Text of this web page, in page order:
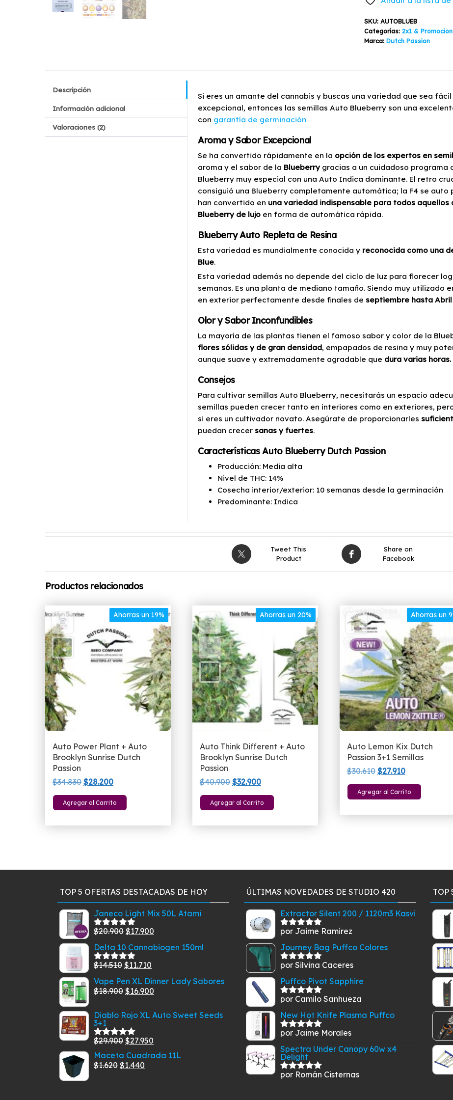
SKU: AUTOBLUEB
Categorías: 2x1 &
Marca: Dutch Passion
Descripción
Información adicional
Valoraciones (2)
Si eres un amante del cannabis y buscas una variedad que sea
excepcional, entonces las semillas Auto Blueberry son una
con garantía de germinación
Aroma y Sabor Excepcional
Se ha convertido rápidamente en la opción de los expertos en
aroma y el sabor de la Blueberrygracias a un cuidadoso programa
Blueberry muy especial con una Auto Indica dominante. El retro
consiguió una Blueberry completamente automática; la F4 se auto
han convertido en una variedad indispensable para todos
Blueberry de lujo en forma de automática rápida.
Blueberry Auto Repleta de Resina
Esta variedad es mundialmente conocida y reconocida como una
Blue.
Esta variedad además no depende del ciclo de luz para florecer
semanas. Es una planta de mediano tamaño. Siendo muy utilizado
en exterior perfectamente desde finales de septiembre hasta Abril
Olor y Sabor Inconfundibles
La mayoría de las plantas tienen el famoso sabor y color de la
flores sólidas y de gran densidad, empapados de resina y muy
aunque suave y extremadamente agradable que dura varias horas.
Consejos
Para cultivar semillas Auto Blueberry, necesitarás un espacio
semillas pueden crecer tanto en interiores como en exteriores,
si eres un cultivador novato. Asegúrate de proporcionarles
puedan crecer sanas y fuertes.
Características Auto Blueberry Dutch Passion
Producción: Media alta
Nivel de THC: 14%
Cosecha interior/exterior: 10 semanas desde la germinación
Predominante: Indica
Tweet This
Product
Share on
Facebook
Productos relacionados
Ahorras un 19%
Auto Power Plant + Auto
Brooklyn Sunrise Dutch
Passion
$34.830 El
precio
original
$28.200El
precio
actual
Agregar al Carrito
Ahorras un 20%
Auto Think Different + Auto
Brooklyn Sunrise Dutch
Passion
$40.900 El
precio
original
$32.900El
precio
actual
Agregar al Carrito
Ahorras un
Auto Lemon Kix Dutch
Passion 3+1 Semillas
$30.610 El
precio
original
$27.910El
precio
actual
Agregar al Carrito
TOP 5 OFERTAS DESTACADAS DE HOY
Janeco Light Mix 50L Atami
Valorado
5
$20.900 El
precio
original
era:
$20.900.
$17.900
precio
actual
$17.900.
Delta 10 Cannabiogen 150ml
Valorado
5
$14.510 El
precio
original
$14.510.
$11.710
precio
actual
$11.710.
Vape Pen XL Dinner Lady Sabores
$18.900 El
original
era:
$18.900.
$16.900
actual
Diablo Rojo XL Auto Sweet Seeds
3+1
Valorado
5
$29.900 El
precio
original
$27.950
precio
Maceta Cuadrada 11L
$1.620 El
$1.440
ÚLTIMAS NOVEDADES DE STUDIO 420
Extractor Silent 200 / 1120m3 Kasvi
Valorado
por Jaime Ramirez
Journey Bag Puffco Colores
Valorado
por Silvina Caceres
Puffco Pivot Sapphire
Valorado
por Camilo Sanhueza
New Hot Knife Plasma Puffco
Valorado
por Jaime Morales
Spectra Under Canopy 60w x4
Delight
Valorado
por Román Cisternas
TOP